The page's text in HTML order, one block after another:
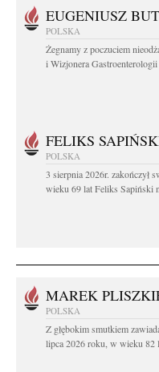
EUGENIUSZ
POLSKA
Żegnamy z poczuciem
i Wizjonera
FELIKS
POLSKA
3 sierpnia 2026r. zakończył
wieku 69 lat Feliks Sapiński
MAREK
POLSKA
Z głębokim smutkiem
lipca 2026 roku, w wieku 82